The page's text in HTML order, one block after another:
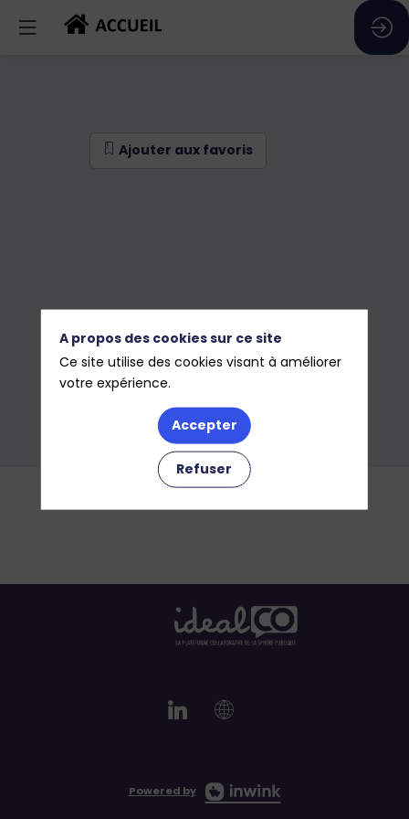
Ajouter aux favoris
Ajouter aux favoris
Powered by
A propos des cookies sur ce site
Ce site utilise des cookies visant à améliorer
votre expérience.
Accepter
Refuser